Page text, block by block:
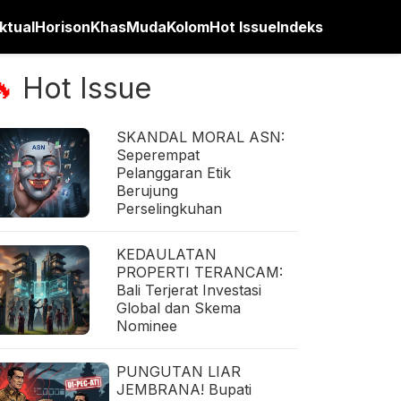
HorisonKhasMudaKolomHot IssueIndeks
Hot Issue
SKANDAL MORAL ASN:
Seperempat
Pelanggaran Etik
Berujung
Perselingkuhan
KEDAULATAN
PROPERTI TERANCAM:
Bali Terjerat Investasi
Global dan Skema
Nominee
PUNGUTAN LIAR
JEMBRANA! Bupati